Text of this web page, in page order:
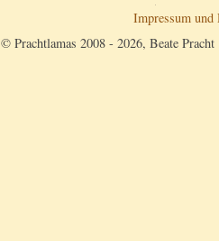
Impressum und
© Prachtlamas 2008 - 2026, Beate Pracht